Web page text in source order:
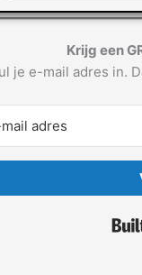
Krijg een
je e-mail adres in.